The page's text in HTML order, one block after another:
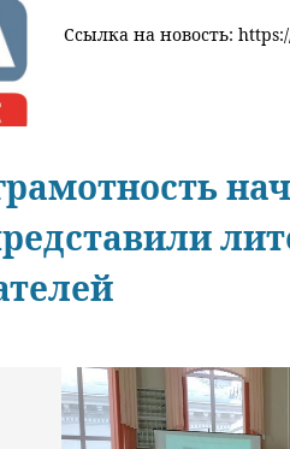
Ссылка на новость: